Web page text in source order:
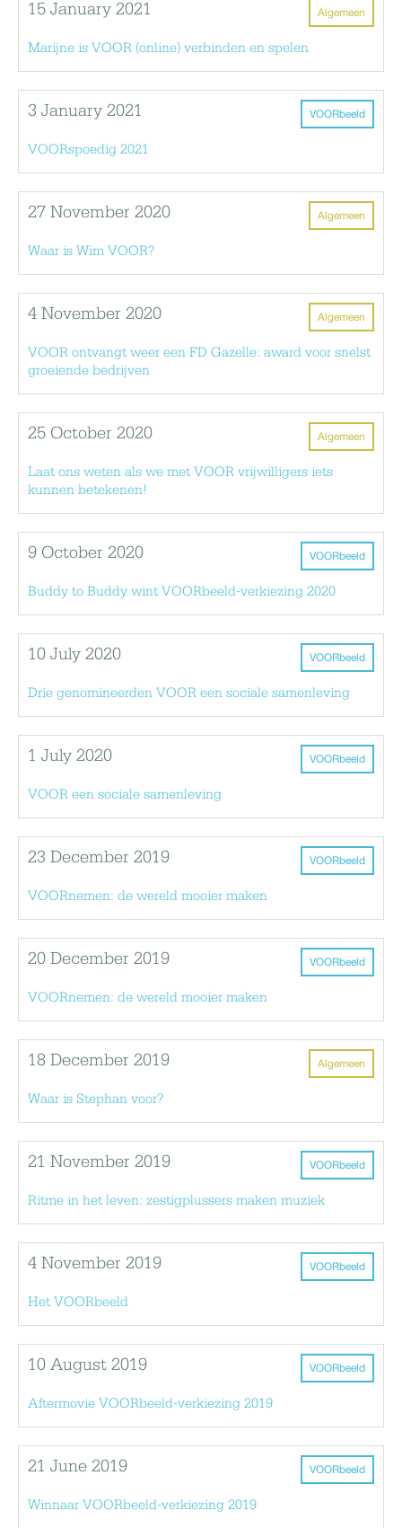
Algemeen
15 January 2021
Marijne is VOOR (online) verbinden en spelen
VOORbeeld
3 January 2021
VOORspoedig 2021
Algemeen
27 November 2020
Waar is Wim VOOR?
Algemeen
4 November 2020
VOOR ontvangt weer een FD Gazelle: award voor snelst
groeiende bedrijven
Algemeen
25 October 2020
Laat ons weten als we met VOOR vrijwilligers iets
kunnen betekenen!
VOORbeeld
9 October 2020
Buddy to Buddy wint VOORbeeld-verkiezing 2020
VOORbeeld
10 July 2020
Drie genomineerden VOOR een sociale samenleving
VOORbeeld
1 July 2020
VOOR een sociale samenleving
VOORbeeld
23 December 2019
VOORnemen: de wereld mooier maken
VOORbeeld
20 December 2019
VOORnemen: de wereld mooier maken
Algemeen
18 December 2019
Waar is Stephan voor?
VOORbeeld
21 November 2019
Ritme in het leven: zestigplussers maken muziek
VOORbeeld
4 November 2019
Het VOORbeeld
VOORbeeld
10 August 2019
Aftermovie VOORbeeld-verkiezing 2019
VOORbeeld
21 June 2019
Winnaar VOORbeeld-verkiezing 2019